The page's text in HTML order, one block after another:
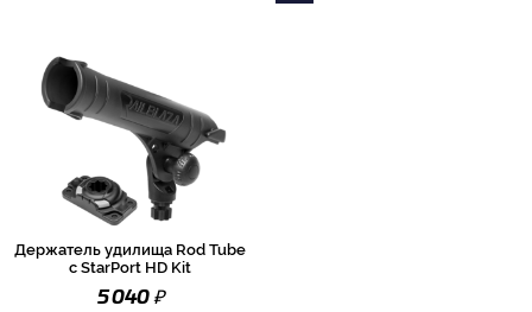
Держатель удилища Rod Tube
с StarPort HD Kit
5 040₽